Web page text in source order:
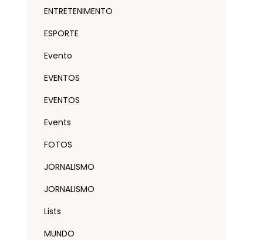
ENTRETENIMENTO
ESPORTE
Evento
EVENTOS
EVENTOS
Events
FOTOS
JORNALISMO
JORNALISMO
Lists
MUNDO